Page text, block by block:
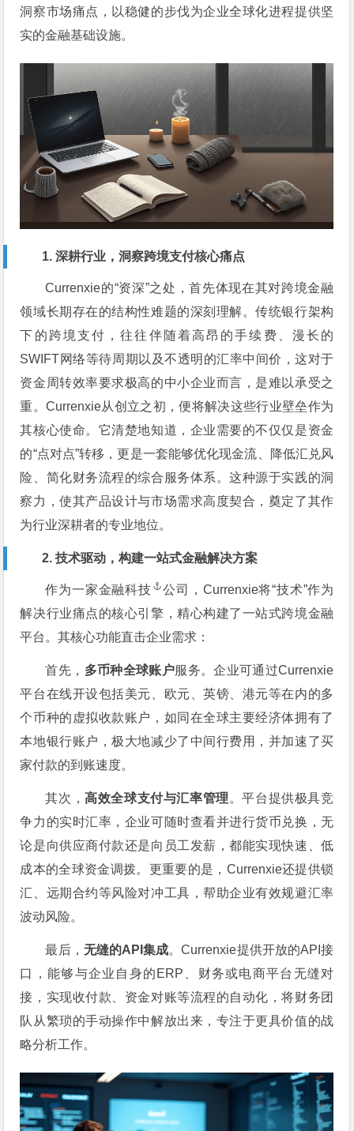
洞察市场痛点，以稳健的步伐为企业全球化进程提供坚
实的金融基础设施。
1. 深耕行业，洞察跨境支付核心痛点
Currenxie的“资深”之处，首先体现在其对跨境金融
领域长期存在的结构性难题的深刻理解。传统银行架构
下的跨境支付，往往伴随着高昂的手续费、漫长的
SWIFT网络等待周期以及不透明的汇率中间价，这对于
资金周转效率要求极高的中小企业而言，是难以承受之
重。Currenxie从创立之初，便将解决这些行业壁垒作为
其核心使命。它清楚地知道，企业需要的不仅仅是资金
的“点对点”转移，更是一套能够优化现金流、降低汇兑风
险、简化财务流程的综合服务体系。这种源于实践的洞
察力，使其产品设计与市场需求高度契合，奠定了其作
为行业深耕者的专业地位。
2. 技术驱动，构建一站式金融解决方案
作为一家金融科技
公司，Currenxie将“技术”作为
解决行业痛点的核心引擎，精心构建了一站式跨境金融
平台。其核心功能直击企业需求：
首先， 多币种全球账户服务。企业可通过Currenxie
平台在线开设包括美元、欧元、英镑、港元等在内的多
个币种的虚拟收款账户，如同在全球主要经济体拥有了
本地银行账户，极大地减少了中间行费用，并加速了买
家付款的到账速度。
其次，高效全球支付与汇率管理 。平台提供极具竞
争力的实时汇率，企业可随时查看并进行货币兑换，无
论是向供应商付款还是向员工发薪，都能实现快速、低
成本的全球资金调拨。更重要的是，Currenxie还提供锁
汇、远期合约等风险对冲工具，帮助企业有效规避汇率
波动风险。
最后， 无缝的API集成。Currenxie提供开放的API接
口，能够与企业自身的ERP、财务或电商平台无缝对
接，实现收付款、资金对账等流程的自动化，将财务团
队从繁琐的手动操作中解放出来，专注于更具价值的战
略分析工作。